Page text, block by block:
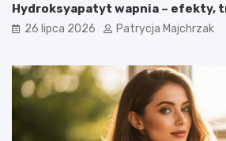
Hydroksyapatyt wapnia – efekty,
26 lipca 2026 Patrycja Majchrzak